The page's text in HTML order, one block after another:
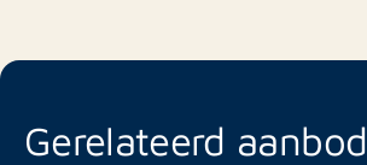
Gerelateerd aanbod